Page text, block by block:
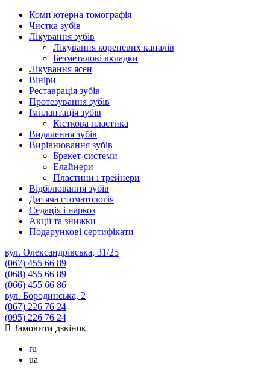
Комп'ютерна томографія
Чистка зубів
Лікування зубів
Лікування кореневих каналів
Безметалові вкладки
Лікування ясен
Вініри
Реставрація зубів
Протезування зубів
Імплантація зубів
Кісткова пластика
Видалення зубів
Вирівнювання зубів
Брекет-системи
Елайнери
Пластини і трейнери
Відбілювання зубів
Дитяча стоматологія
Седація і наркоз
Акції та знижки
Подарункові сертифікати
вул. Олександрівська, 31/25
(067) 455 66 89
(068) 455 66 89
(066) 455 66 86
вул. Бородинська, 2
(067) 226 76 24
(095) 226 76 24
Замовити дзвінок
ru
ua